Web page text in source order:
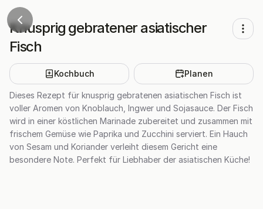
Knusprig gebratener asiatischer
Fisch
Kochbuch Planen
Dieses Rezept für knusprig gebratenen asiatischen Fisch ist
voller Aromen von Knoblauch, Ingwer und Sojasauce. Der Fisch
wird in einer köstlichen Marinade zubereitet und zusammen mit
frischem Gemüse wie Paprika und Zucchini serviert. Ein Hauch
von Sesam und Koriander verleiht diesem Gericht eine
besondere Note. Perfekt für Liebhaber der asiatischen Küche!